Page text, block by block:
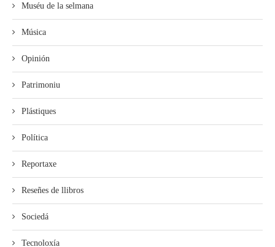
Muséu de la selmana
Música
Opinión
Patrimoniu
Plástiques
Política
Reportaxe
Reseñes de llibros
Sociedá
Tecnoloxía